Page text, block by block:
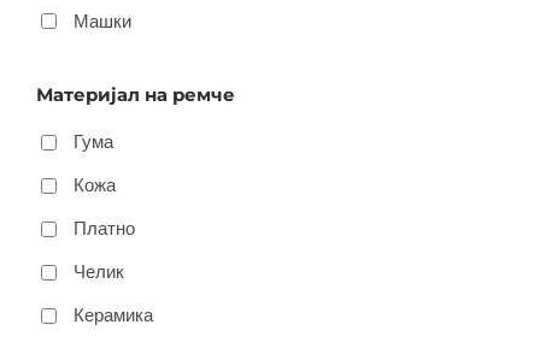
Машки
Материјал на ремче
Гума
Кожа
Платно
Челик
Керамика